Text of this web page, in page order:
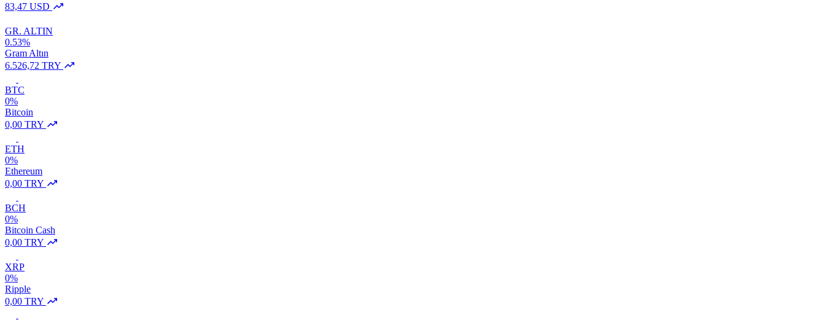
83,47 USD
GR. ALTIN
0.53%
Gram Altın
6.526,72 TRY
BTC
0%
Bitcoin
0,00 TRY
ETH
0%
Ethereum
0,00 TRY
BCH
0%
Bitcoin Cash
0,00 TRY
XRP
0%
Ripple
0,00 TRY